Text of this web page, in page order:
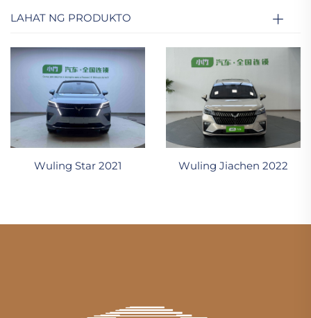
LAHAT NG PRODUKTO
Wuling Star 2021 Wuling Jiachen 2022